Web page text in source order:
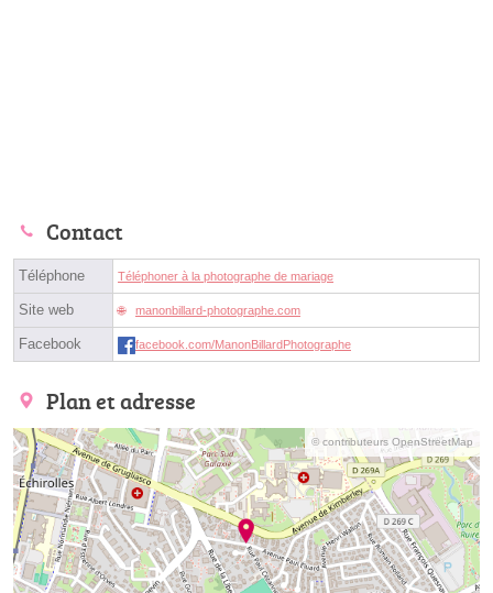
Contact
Téléphone Téléphoner à la photographe de mariage
Site web manonbillard-photographe.com
Facebook facebook.com/ManonBillardPhotographe
Plan et adresse
© contributeurs OpenStreetMap